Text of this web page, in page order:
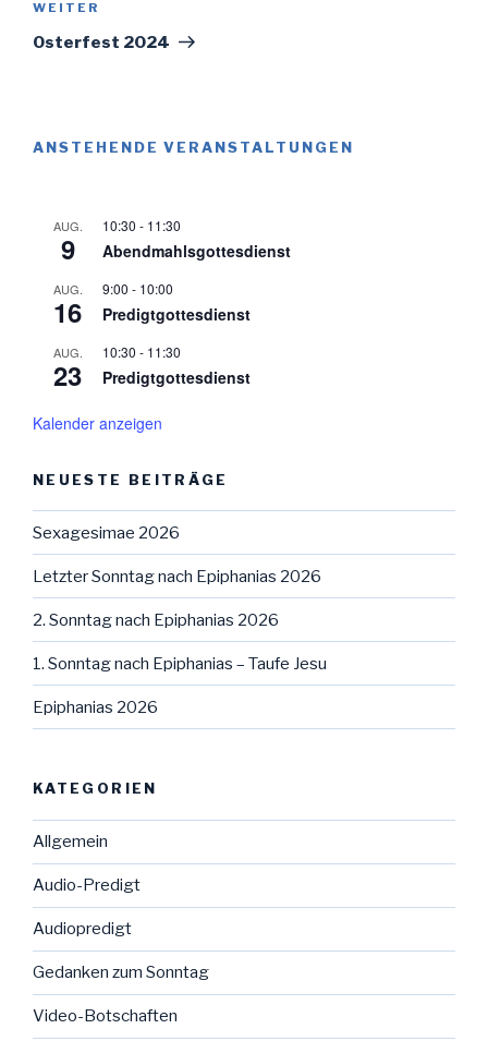
Nächster
Beitrag
WEITER
Osterfest 2024
ANSTEHENDE VERANSTALTUNGEN
AUG.
9
10:30 - 11:30
Abendmahlsgottesdienst
AUG.
16
9:00 - 10:00
Predigtgottesdienst
AUG.
23
10:30 - 11:30
Predigtgottesdienst
Kalender anzeigen
NEUESTE BEITRÄGE
Sexagesimae 2026
Letzter Sonntag nach Epiphanias 2026
2. Sonntag nach Epiphanias 2026
1. Sonntag nach Epiphanias – Taufe Jesu
Epiphanias 2026
KATEGORIEN
Allgemein
Audio-Predigt
Audiopredigt
Gedanken zum Sonntag
Video-Botschaften